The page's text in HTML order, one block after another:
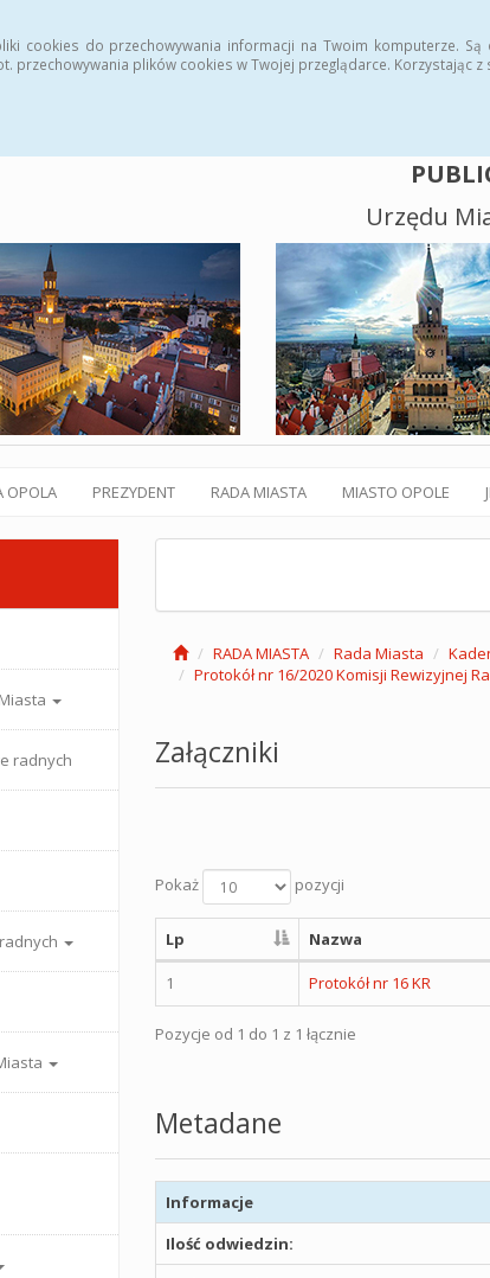
cookies do przechowywania informacji na Twoim komputerze.
przechowywania plików cookies w Twojej przeglądarce. Korzystając
Urzędu
OPOLA PREZYDENT RADA MIASTA MIASTO OPOLE
radnych
RADA MIASTA Rada Miasta
Protokół nr 16/2020 Komisji Rewizyjnej
Załączniki
Pokaż pozycji
Lp Nazwa
1 Protokół nr 16 KR
Pozycje od 1 do 1 z 1 łącznie
Metadane
Informacje
Ilość odwiedzin: